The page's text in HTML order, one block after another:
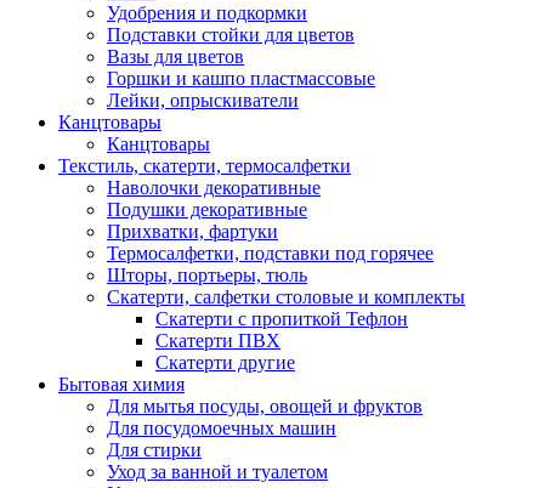
Удобрения и подкормки
Подставки стойки для цветов
Вазы для цветов
Горшки и кашпо пластмассовые
Лейки, опрыскиватели
Канцтовары
Канцтовары
Текстиль, скатерти, термосалфетки
Наволочки декоративные
Подушки декоративные
Прихватки, фартуки
Термосалфетки, подставки под горячее
Шторы, портьеры, тюль
Скатерти, салфетки столовые и комплекты
Скатерти с пропиткой Тефлон
Скатерти ПВХ
Скатерти другие
Бытовая химия
Для мытья посуды, овощей и фруктов
Для посудомоечных машин
Для стирки
Уход за ванной и туалетом